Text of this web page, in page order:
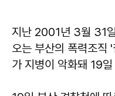
지난 2001년 3월 31
오는 부산의 폭력조직
가 지병이 악화돼 19